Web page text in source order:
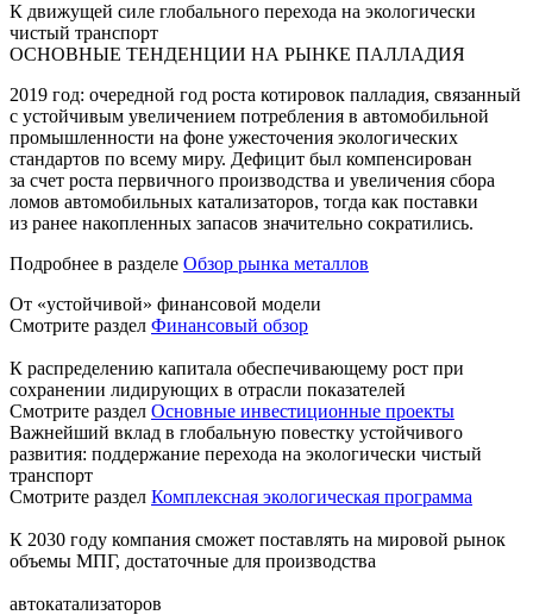
К движущей силе глобального перехода на экологически
чистый транспорт
ОСНОВНЫЕ ТЕНДЕНЦИИ НА РЫНКЕ ПАЛЛАДИЯ
2019 год: очередной год роста котировок палладия, связанный
с устойчивым увеличением потребления в автомобильной
промышленности на фоне ужесточения экологических
стандартов по всему миру. Дефицит был компенсирован
за счет роста первичного производства и увеличения сбора
ломов автомобильных катализаторов, тогда как поставки
из ранее накопленных запасов значительно сократились.
Подробнее в разделе Обзор рынка металлов
От «устойчивой» финансовой модели
Смотрите раздел Финансовый обзор
К распределению капитала обеспечивающему рост при
сохранении лидирующих в отрасли показателей
Смотрите раздел Основные инвестиционные проекты
Важнейший вклад в глобальную повестку устойчивого
развития: поддержание перехода на экологически чистый
транспорт
Смотрите раздел Комплексная экологическая программа
К 2030 году компания сможет поставлять на мировой рынок
объемы МПГ, достаточные для производства
автокатализаторов